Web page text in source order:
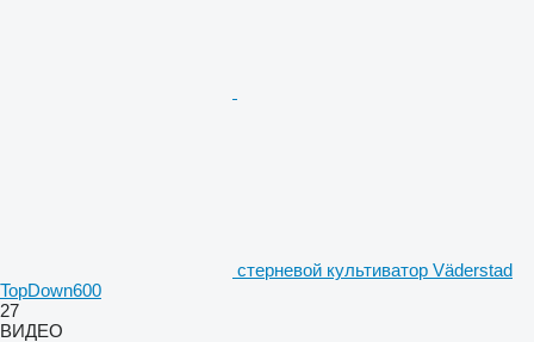
стерневой культиватор Väderstad
TopDown600
27
ВИДЕО